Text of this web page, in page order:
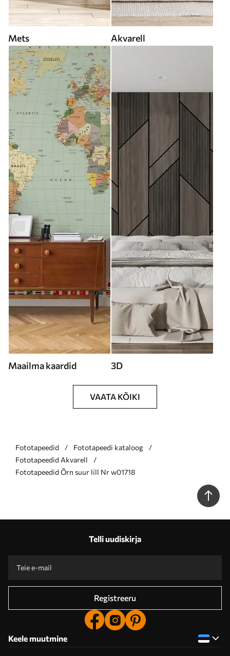
Mets Akvarell
Maailma kaardid 3D
VAATA KÕIKI
Fototapeedid
Fototapeedi kataloog
Fototapeedid Akvarell
Fototapeedid Õrn suur lill Nr w01718
Telli uudiskirja
Registreeru
Keele muutmine